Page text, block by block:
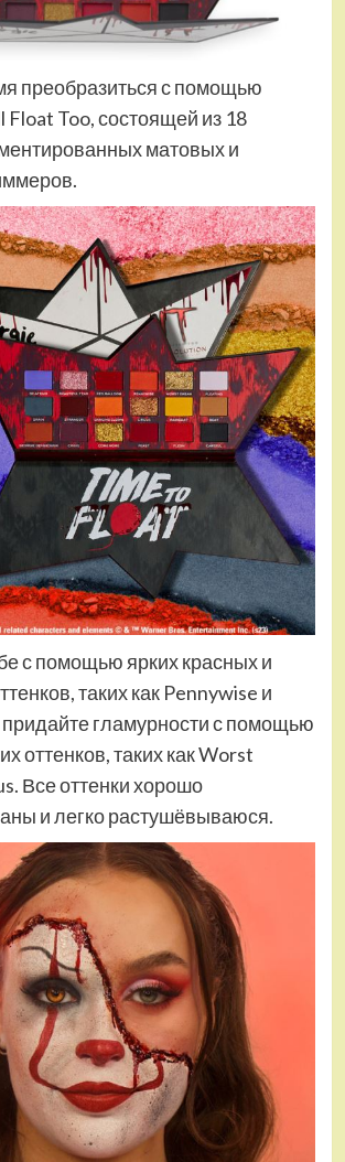
преобразиться с помощью
Float Too, состоящей из 18
матовых и
с помощью ярких красных и
таких как Pennywise и
гламурности с помощью
оттенков, таких как Worst
Все оттенки хорошо
и легко растушёвываюся.